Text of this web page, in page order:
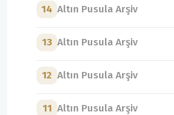
14 Altın Pusula Arşiv
13 Altın Pusula Arşiv
12 Altın Pusula Arşiv
11 Altın Pusula Arşiv